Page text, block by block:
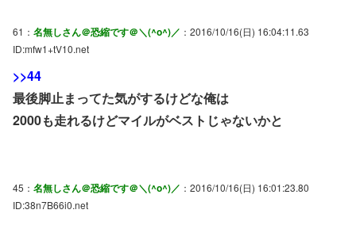
61： 名無しさん＠恐縮です＠＼(^o^)／ ：2016/10/16(日) 16:04:11.63
ID:mfw1+tV10.net
>>44
最後脚止まってた気がするけどな俺は
2000も走れるけどマイルがベストじゃないかと
45： 名無しさん＠恐縮です＠＼(^o^)／ ：2016/10/16(日) 16:01:23.80
ID:38n7B66i0.net